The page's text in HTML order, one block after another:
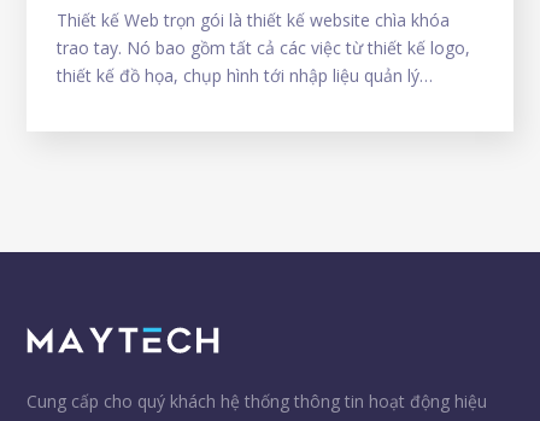
Thiết kế Web trọn gói là thiết kế website chìa khóa
trao tay. Nó bao gồm tất cả các việc từ thiết kế logo,
thiết kế đồ họa, chụp hình tới nhập liệu quản lý
lắng tới website ngoại trừ việc duyệt thiết kế
Cung cấp cho quý khách hệ thống thông tin hoạt động hiệu